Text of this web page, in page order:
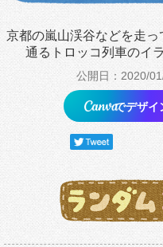
京都の嵐山渓谷などを走っ
通るトロッコ列車のイ
公開日：2020/
でデザイ